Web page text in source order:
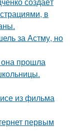
в
за Астму, но
она прошла
из фильма
первым